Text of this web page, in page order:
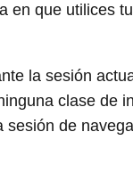
en que utilices
la sesión
clase de
de